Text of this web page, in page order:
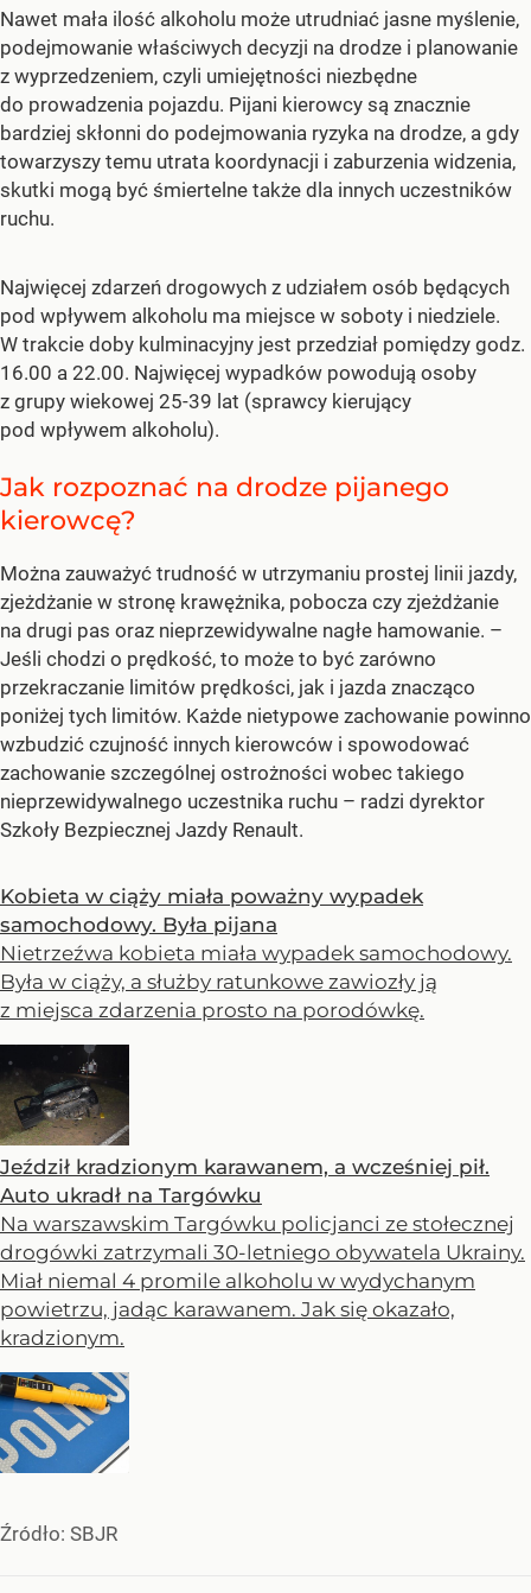
Nawet mała ilość alkoholu może utrudniać jasne myślenie,
podejmowanie właściwych decyzji na drodze i planowanie
z wyprzedzeniem, czyli umiejętności niezbędne
do prowadzenia pojazdu. Pijani kierowcy są znacznie
bardziej skłonni do podejmowania ryzyka na drodze, a gdy
towarzyszy temu utrata koordynacji i zaburzenia widzenia,
skutki mogą być śmiertelne także dla innych uczestników
ruchu.
Najwięcej zdarzeń drogowych z udziałem osób będących
pod wpływem alkoholu ma miejsce w soboty i niedziele.
W trakcie doby kulminacyjny jest przedział pomiędzy godz.
16.00 a 22.00. Najwięcej wypadków powodują osoby
z grupy wiekowej 25-39 lat (sprawcy kierujący
pod wpływem alkoholu).
Jak rozpoznać na drodze pijanego
kierowcę?
Można zauważyć trudność w utrzymaniu prostej linii jazdy,
zjeżdżanie w stronę krawężnika, pobocza czy zjeżdżanie
na drugi pas oraz nieprzewidywalne nagłe hamowanie. –
Jeśli chodzi o prędkość, to może to być zarówno
przekraczanie limitów prędkości, jak i jazda znacząco
poniżej tych limitów. Każde nietypowe zachowanie powinno
wzbudzić czujność innych kierowców i spowodować
zachowanie szczególnej ostrożności wobec takiego
nieprzewidywalnego uczestnika ruchu – radzi dyrektor
Szkoły Bezpiecznej Jazdy Renault.
Kobieta w ciąży miała poważny wypadek
samochodowy. Była pijana
Nietrzeźwa kobieta miała wypadek samochodowy.
Była w ciąży, a służby ratunkowe zawiozły ją
z miejsca zdarzenia prosto na porodówkę.
Jeździł kradzionym karawanem, a wcześniej pił.
Auto ukradł na Targówku
Na warszawskim Targówku policjanci ze stołecznej
drogówki zatrzymali 30-letniego obywatela Ukrainy.
Miał niemal 4 promile alkoholu w wydychanym
powietrzu, jadąc karawanem. Jak się okazało,
kradzionym.
Źródło: SBJR